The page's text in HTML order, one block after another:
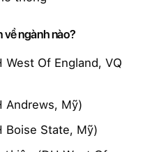
về ngành nào?
Of England, VQ
Andrews, Mỹ)
Boise State, Mỹ)